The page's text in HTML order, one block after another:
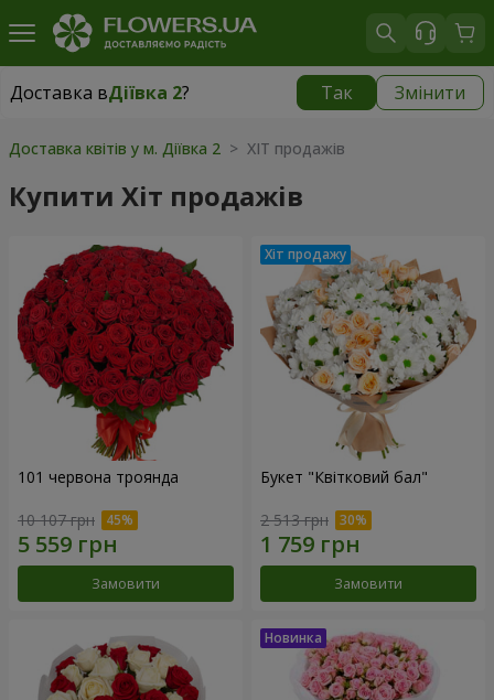
Доставка вДіївка 2? Так Змінити
Доставка вДіївка 2|
Доставка квітів у м. Діївка 2 > ХІТ продажів
Купити Хіт продажів
101 червона троянда
10 107 грн
Замовити
Букет "Квітковий бал"
2 513 грн
Замовити